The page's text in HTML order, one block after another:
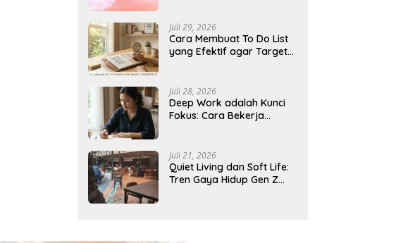
Juli 29, 2026
Cara Membuat To Do List
yang Efektif agar Target
Juli 28, 2026
Deep Work adalah Kunci
Fokus: Cara Bekerja
Juli 21, 2026
Quiet Living dan Soft Life:
Tren Gaya Hidup Gen Z